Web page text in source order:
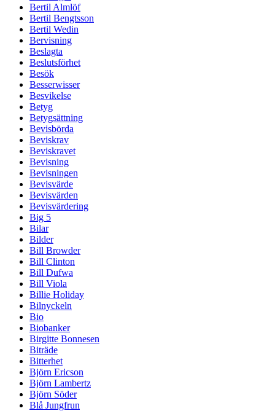
Bertil Almlöf
Bertil Bengtsson
Bertil Wedin
Bervisning
Beslagta
Beslutsförhet
Besök
Besserwisser
Besvikelse
Betyg
Betygsättning
Bevisbörda
Beviskrav
Beviskravet
Bevisning
Bevisningen
Bevisvärde
Bevisvärden
Bevisvärdering
Big 5
Bilar
Bilder
Bill Browder
Bill Clinton
Bill Dufwa
Bill Viola
Billie Holiday
Bilnyckeln
Bio
Biobanker
Birgitte Bonnesen
Biträde
Bitterhet
Björn Ericson
Björn Lambertz
Björn Söder
Blå Jungfrun